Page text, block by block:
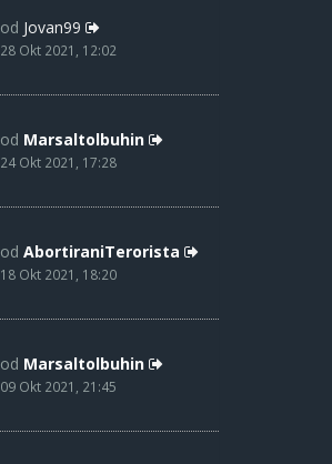
od Jovan99
28 Okt 2021, 12:02
od Marsaltolbuhin
24 Okt 2021, 17:28
od AbortiraniTerorista
18 Okt 2021, 18:20
od Marsaltolbuhin
09 Okt 2021, 21:45